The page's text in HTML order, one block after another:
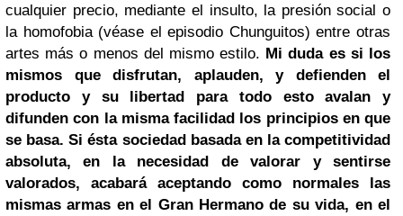
cualquier precio, mediante el insulto, la presión social o
la homofobia (véase el episodio Chunguitos) entre otras
artes más o menos del mismo estilo. Mi duda es si los
mismos que disfrutan, aplauden, y defienden el
producto y su libertad para todo esto avalan y
difunden con la misma facilidad los principios en que
se basa. Si ésta sociedad basada en la competitividad
absoluta, en la necesidad de valorar y sentirse
valorados, acabará aceptando como normales las
mismas armas en el Gran Hermano de su vida, en el